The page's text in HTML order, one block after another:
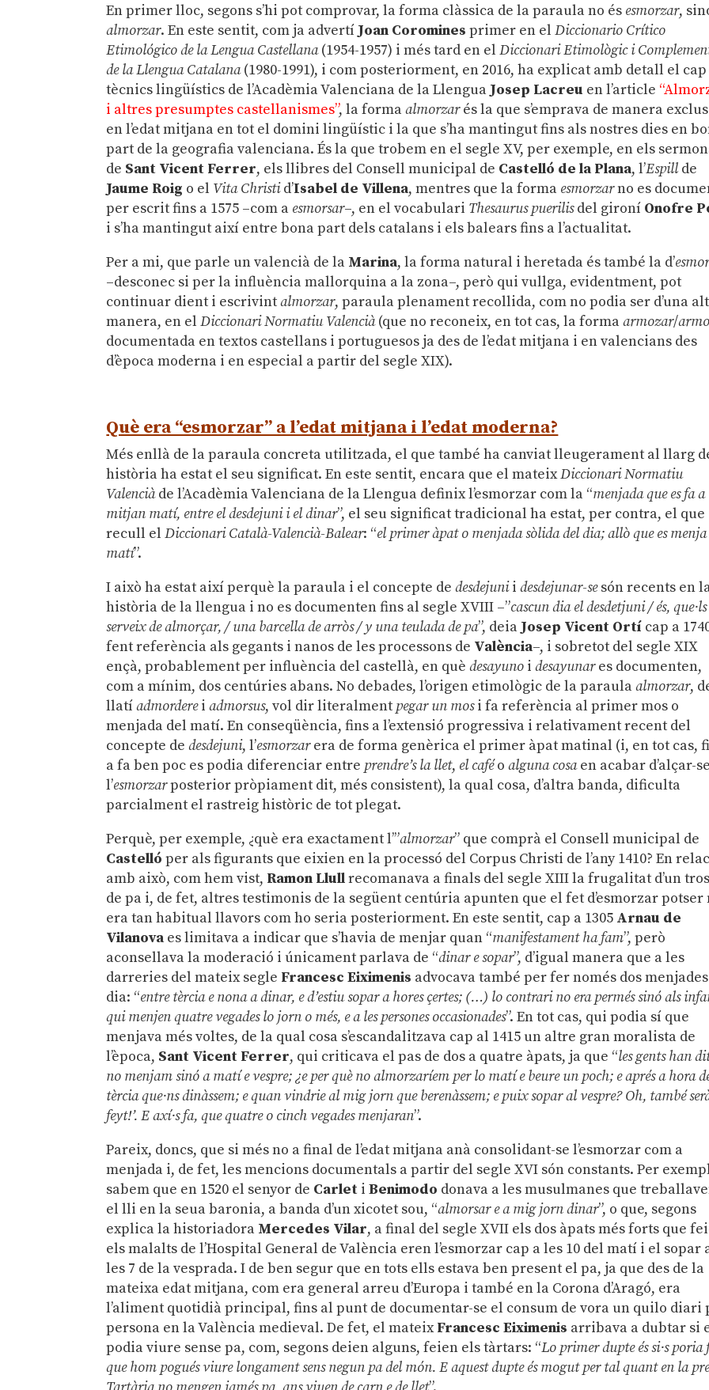
En primer lloc, segons s’hi pot comprovar, la forma clàssica de la paraula no és esmorzar,
almorzar. En este sentit, com ja advertí Joan Coromines primer en elDiccionario Crítico
Etimológico de la Lengua Castellana(1954-1957) i més tard en elDiccionari Etimològic i
de la Llengua Catalana(1980-1991), i com posteriorment, en 2016, ha explicat amb detall el cap
tècnics lingüístics de l’Acadèmia Valenciana de la Llengua Josep Lacreu en l’article
i altres presumptes castellanismes”, la formaalmorzarés la que s’emprava de manera
en l’edat mitjana en tot el domini lingüístic i la que s’ha mantingut fins als nostres dies en
part de la geografia valenciana. És la que trobem en el segle XV, per exemple, en els
de Sant Vicent Ferrer, els llibres del Consell municipal de Castelló de la Plana, l’Espill de
Jaume Roig o el Vita Christid’Isabel de Villena, mentres que la forma esmorzarno es
per escrit fins a 1575 –com a esmorsar–, en el vocabulari Thesaurus puerilisdel gironí Onofre
i s’ha mantingut així entre bona part dels catalans i els balears fins a l’actualitat.
Per a mi, que parle un valencià de la Marina, la forma natural i heretada és també la d’
–desconec si per la influència mallorquina a la zona–, però qui vullga, evidentment, pot
continuar dient i escrivintalmorzar, paraula plenament recollida, com no podia ser d’una
manera, en elDiccionari Normatiu Valencià(que no reconeix, en tot cas, la formaarmozar/
documentada en textos castellans i portuguesos ja des de l’edat mitjana i en valencians des
d’època moderna i en especial a partir del segle XIX).
Què era “esmorzar” a l’edat mitjana i l’edat moderna?
Més enllà de la paraula concreta utilitzada, el que també ha canviat lleugerament al llarg
història ha estat el seu significat. En este sentit, encara que el mateixDiccionari Normatiu
Valenciàde l’Acadèmia Valenciana de la Llengua definix l’esmorzar com la “menjada que es fa a
mitjan matí, entre el desdejuni i el dinar”, el seu significat tradicional ha estat, per contra, el que
recull elDiccionari Català-Valencià-Balear: “el primer àpat o menjada sòlida del dia; allò que es
matí”.
I això ha estat així perquè la paraula i el concepte dedesdejuniidesdejunar-sesón recents en
història de la llengua i no es documenten fins al segle XVIII –”cascun dia el desdetjuni / és, que·ls
serveix de almorçar, / una barcella de arròs / y una teulada de pa”, deia Josep Vicent Ortí cap a
fent referència als gegants i nanos de les processons de València–, i sobretot del segle XIX
ençà, probablement per influència del castellà, en quèdesayuno idesayunares documenten,
com a mínim, dos centúries abans. No debades, l’origen etimològic de la paraulaalmorzar,
llatíadmordereiadmorsus, vol dir literalment pegar un mosi fa referència al primer mos o
menjada del matí. En conseqüència, fins a l’extensió progressiva i relativament recent del
concepte dedesdejuni, l’esmorzarera de forma genèrica el primer àpat matinal (i, en tot cas,
a fa ben poc es podia diferenciar entre prendre’s la llet, el caféoalguna cosaen acabar d’alçar-
l’esmorzarposterior pròpiament dit, més consistent), la qual cosa, d’altra banda, dificulta
parcialment el rastreig històric de tot plegat.
Perquè, per exemple, ¿què era exactament l’”almorzar” que comprà el Consell municipal de
Castelló per als figurants que eixien en la processó del Corpus Christi de l’any 1410? En
amb això, com hem vist, Ramon Llullrecomanava a finals del segle XIII la frugalitat d’un
de pa i, de fet, altres testimonis de la següent centúria apunten que el fet d’esmorzar potser
era tan habitual llavors com ho seria posteriorment. En este sentit, cap a 1305 Arnau de
Vilanova es limitava a indicar que s’havia de menjar quan “manifestament ha fam”, però
aconsellava la moderació i únicament parlava de “dinar e sopar”, d’igual manera que a les
darreries del mateix segle Francesc Eiximenis advocava també per fer només dos
dia: “entre tèrcia e nona a dinar, e d’estiu sopar a hores çertes; (…) lo contrari no era permés sinó als
qui menjen quatre vegades lo jorn o més, e a les persones occasionades”. En tot cas, qui podia sí que
menjava més voltes, de la qual cosa s’escandalitzava cap al 1415 un altre gran moralista de
l’època, Sant Vicent Ferrer, qui criticava el pas de dos a quatre àpats, ja que “les gents han
no menjam sinó a matí e vespre; ¿e per què no almorzaríem per lo matí e beure un poch; e aprés a hora
tèrcia que·ns dinàssem; e quan vindrie al mig jorn que berenàssem; e puix sopar al vespre? Oh, també
feyt!’. E axí·s fa, que quatre o cinch vegades menjaran”.
Pareix, doncs, que si més no a final de l’edat mitjana anà consolidant-se l’esmorzar com a
menjada i, de fet, les mencions documentals a partir del segle XVI són constants. Per
sabem que en 1520 el senyor de Carlet iBenimodo donava a les musulmanes que
el lli en la seua baronia, a banda d’un xicotet sou, “almorsar e a mig jorn dinar”, o que, segons
explica la historiadora Mercedes Vilar, a final del segle XVII els dos àpats més forts que
els malalts de l’Hospital General de València eren l’esmorzar cap a les 10 del matí i el sopar
les 7 de la vesprada. I de ben segur que en tots ells estava ben present el pa, ja que des de la
mateixa edat mitjana, com era general arreu d’Europa i també en la Corona d’Aragó, era
l’aliment quotidià principal, fins al punt de documentar-se el consum de vora un quilo diari
persona en la València medieval. De fet, el mateixFrancesc Eiximenis arribava a dubtar si
podia viure sense pa, com, segons deien alguns, feien els tàrtars: “Lo primer dupte és si·s poria
que hom pogués viure longament sens negun pa del món. E aquest dupte és mogut per tal quant en la